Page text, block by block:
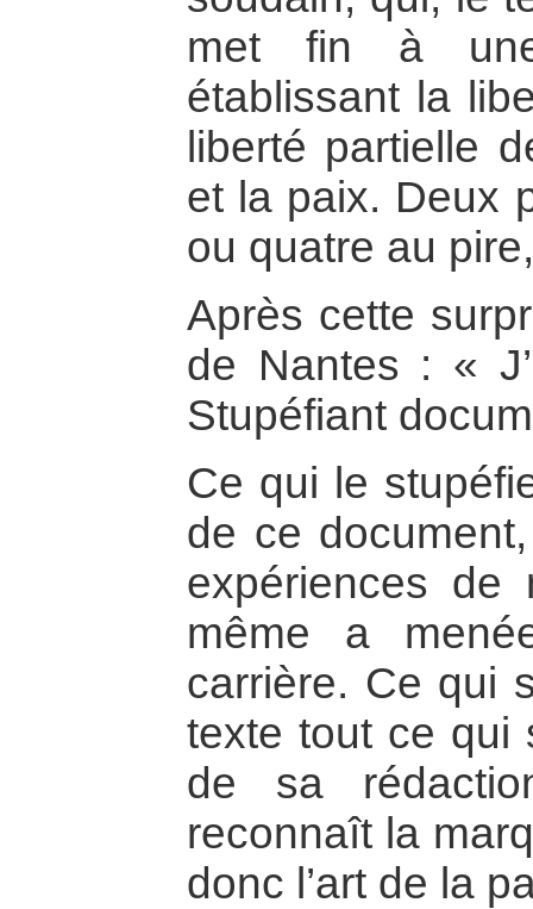
met fin à
établissant la
liberté partielle
et la paix. Deux
ou quatre au
Après cette
de Nantes : «
Stupéfiant
Ce qui le
de ce
expériences de
même a
carrière. Ce qui
texte tout ce qui
de sa
reconnaît la
donc l’art de la